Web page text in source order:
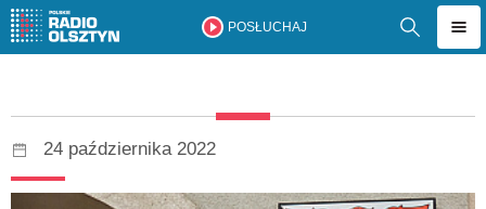
POSŁUCHAJ
24 października 2022